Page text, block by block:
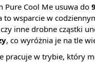
Pure Cool Me usuwa do
wsparcie w
inne drobne cząstki
, co wyróżnia je na tle
pracuje w trybie, który